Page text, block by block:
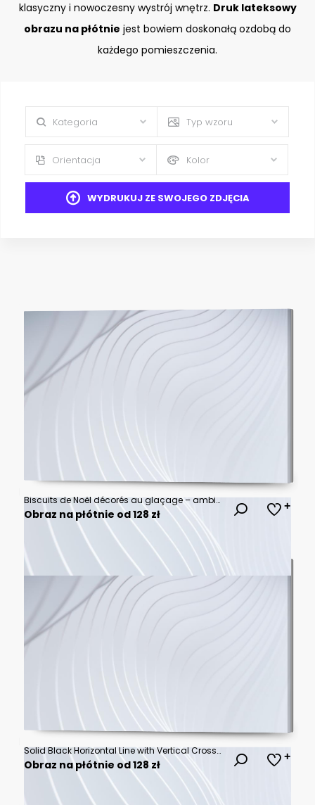
klasyczny i nowoczesny wystrój wnętrz. Druk lateksowy
obrazu na płótnie jest bowiem doskonałą ozdobą do
każdego pomieszczenia.
Kategoria Typ wzoru
Orientacja Kolor
WYDRUKUJ ZE SWOJEGO ZDJĘCIA
Biscuits de Noël décorés au glaçage – ambiance festive
Obraz na płótnie od 128 zł
Solid Black Horizontal Line with Vertical Crossbar Ends Isolated on Transparent Background
Obraz na płótnie od 128 zł